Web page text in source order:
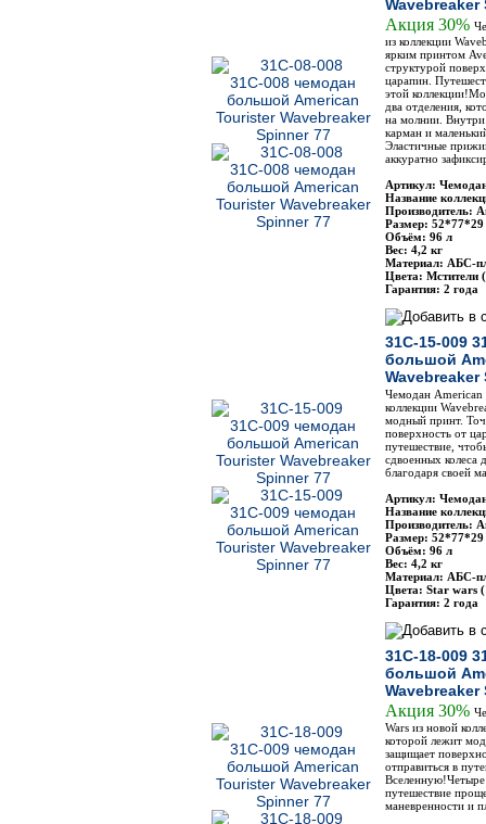
Wavebreaker
Акция 30%
из коллекции
ярким принтом
структурой
царапин.
этой
два отделения,
на молнии.
карман и
Эластичные
аккуратно
Артикул:
Название
Производитель:
Размер: 52*77*29
Объём: 96 л
Вес: 4,2 кг
Материал: АБС-
Цвета: Мстители
Гарантия: 2 года
31C-15-009
большой
Wavebreaker
Чемодан American
коллекции
модный принт.
поверхность от
путешествие,
сдвоенных колеса
благодаря своей
Артикул:
Название
Производитель:
Размер: 52*77*29
Объём: 96 л
Вес: 4,2 кг
Материал: АБС-
Цвета: Star wars
Гарантия: 2 года
31C-18-009
большой
Wavebreaker
Акция 30%
Wars из новой
которой лежит
защищает
отправиться в
Вселенную!Четыре
путешествие
маневренности и